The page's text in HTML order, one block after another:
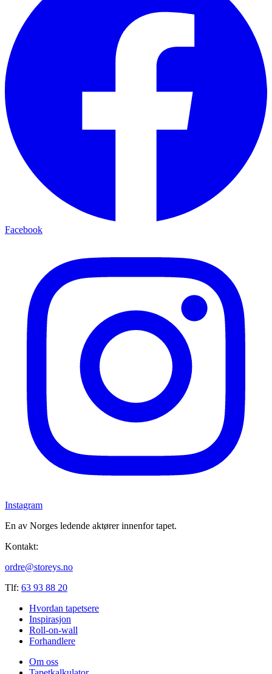
Facebook
Instagram
En av Norges ledende aktører innenfor tapet.
Kontakt:
ordre@storeys.no
Tlf: 63 93 88 20
Hvordan tapetsere
Inspirasjon
Roll-on-wall
Forhandlere
Om oss